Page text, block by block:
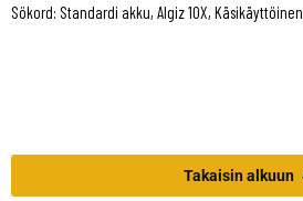
Sökord: Standardi akku, Algiz 10X, Käsikäyttöinen
Takaisin alkuun